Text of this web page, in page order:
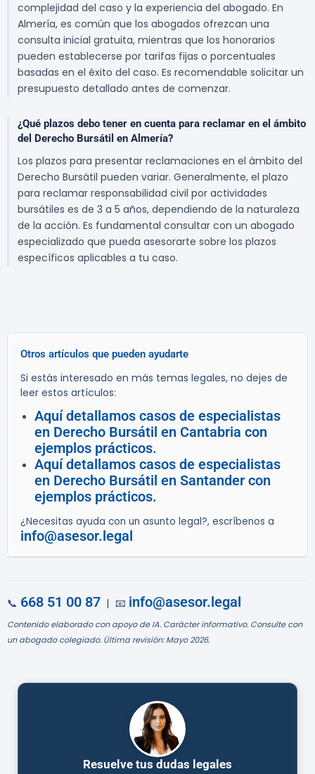
complejidad del caso y la experiencia del abogado. En
Almería, es común que los abogados ofrezcan una
consulta inicial gratuita, mientras que los honorarios
pueden establecerse por tarifas fijas o porcentuales
basadas en el éxito del caso. Es recomendable solicitar un
presupuesto detallado antes de comenzar.
¿Qué plazos debo tener en cuenta para reclamar en el ámbito
del Derecho Bursátil en Almería?
Los plazos para presentar reclamaciones en el ámbito del
Derecho Bursátil pueden variar. Generalmente, el plazo
para reclamar responsabilidad civil por actividades
bursátiles es de 3 a 5 años, dependiendo de la naturaleza
de la acción. Es fundamental consultar con un abogado
especializado que pueda asesorarte sobre los plazos
específicos aplicables a tu caso.
Otros artículos que pueden ayudarte
Si estás interesado en más temas legales, no dejes de
leer estos artículos:
Aquí detallamos casos de especialistas
en Derecho Bursátil en Cantabria con
ejemplos prácticos.
Aquí detallamos casos de especialistas
en Derecho Bursátil en Santander con
ejemplos prácticos.
¿Necesitas ayuda con un asunto legal?, escríbenos a
info@asesor.legal
📞 668 51 00 87 | 📧 info@asesor.legal
Contenido elaborado con apoyo de IA. Carácter informativo. Consulte con
un abogado colegiado. Última revisión: Mayo 2026.
Resuelve tus dudas legales